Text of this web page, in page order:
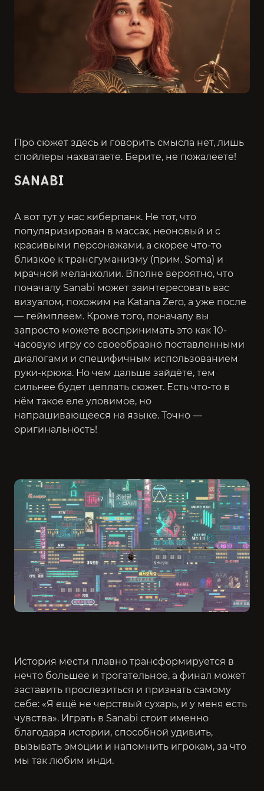
Про сюжет здесь и говорить смысла нет, лишь
спойлеры нахватаете. Берите, не пожалеете!
SANABI
А вот тут у нас киберпанк. Не тот, что
популяризирован в массах, неоновый и с
красивыми персонажами, а скорее что-то
близкое к трансгуманизму (прим. Soma) и
мрачной меланхолии. Вполне вероятно, что
поначалу Sanabi может заинтересовать вас
визуалом, похожим на Katana Zero, а уже после
— геймплеем. Кроме того, поначалу вы
запросто можете воспринимать это как 10-
часовую игру со своеобразно поставленными
диалогами и специфичным использованием
руки-крюка. Но чем дальше зайдёте, тем
сильнее будет цеплять сюжет. Есть что-то в
нём такое еле уловимое, но
напрашивающееся на языке. Точно —
оригинальность!
История мести плавно трансформируется в
нечто большее и трогательное, а финал может
заставить прослезиться и признать самому
себе: «Я ещё не черствый сухарь, и у меня есть
чувства». Играть в Sanabi стоит именно
благодаря истории, способной удивить,
вызывать эмоции и напомнить игрокам, за что
мы так любим инди.